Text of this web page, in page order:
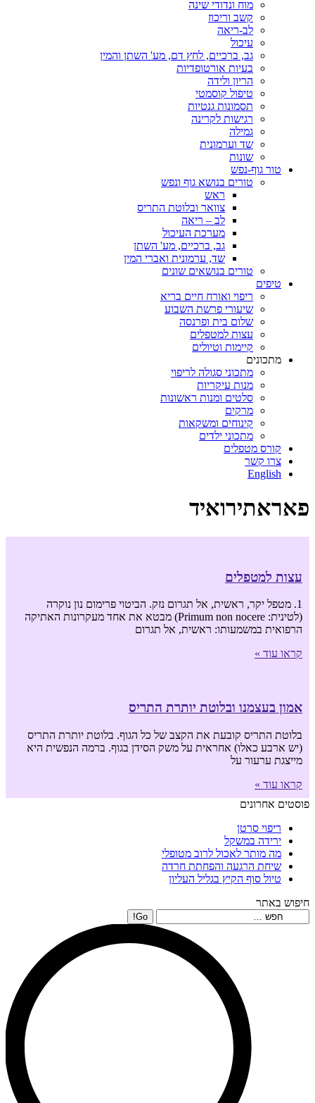
מוח ונדודי שינה
קשב וריכוז
לב-ריאה
עיכול
גב, ברכיים, לחץ דם, מע' השתן והמין
בעיות אורטופדיות
הריון ולידה
טיפול קוסמטי
תסמונות גנטיות
רגישות לקרינה
גמילה
שד וערמונית
שונות
טור גוף-נפש
טורים בנושא גוף ונפש
ראש
צוואר ובלוטת התריס
לב – ריאה
מערכת העיכול
גב, ברכיים, מע' השתן
שד, ערמונית ואברי המין
טורים בנושאים שונים
טיפים
ריפוי ואורח חיים בריא
שיעורי פרשת השבוע
שלום בית ופרנסה
עצות למטפלים
קיימות וטיולים
מתכונים
מתכוני סגולה לריפוי
מנות עיקריות
סלטים ומנות ראשונות
מרקים
קינוחים ומשקאות
מתכוני ילדים
קורס מטפלים
צרו קשר
English
פאראתירואיד
עצות למטפלים
1. מטפל יקר, ראשית, אל תגרום נזק. הביטוי פרימום נון נוקרה
(לטינית: Primum non nocere) מבטא את אחד מעקרונות האתיקה
הרפואית במשמעותו: ראשית, אל תגרום
קראו עוד »
אמון בעצמנו ובלוטת יותרת התריס
בלוטת התריס קובעת את הקצב של כל הגוף. בלוטת יותרת התריס
(יש ארבע כאלו) אחראית על משק הסידן בגוף. ברמה הנפשית היא
מייצגת ערעור על
קראו עוד »
פוסטים אחרונים
ריפוי סרטן
ירידה במשקל
מה מותר לאכול לרוב מטופלי
שיחת הרגעה והפחתת חרדה
טיול סוף הקיץ בגליל העליון
חיפוש באתר
Search: